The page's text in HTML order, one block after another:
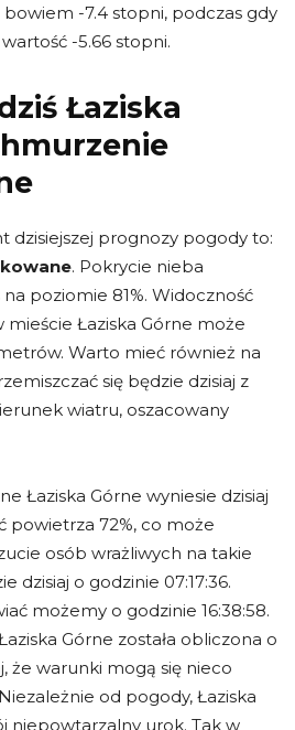
-7.4 stopni, podczas gdy
-5.66 stopni.
Łaziska
dzisiejszej prognozy pogody to:
. Pokrycie nieba
poziomie 81%. Widoczność
mieście Łaziska Górne może
Warto mieć również na
się będzie dzisiaj z
wiatru, oszacowany
Łaziska Górne wyniesie dzisiaj
powietrza 72%, co może
osób wrażliwych na takie
dzisiaj o godzinie 07:17:36.
możemy o godzinie 16:38:58.
Górne została obliczona o
że warunki mogą się nieco
od pogody, Łaziska
niepowtarzalny urok. Tak w